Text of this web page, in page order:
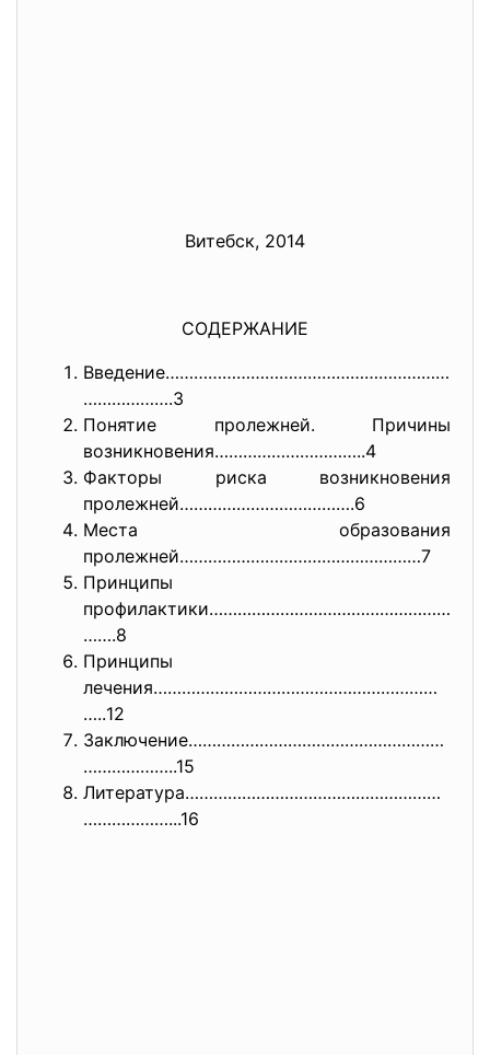
Витебск, 2014
СОДЕРЖАНИЕ
Введение……………………………………………………
……………….3
Понятие пролежней. Причины
возникновения…………………………..4
Факторы риска возникновения
пролежней……………………………….6
Места образования
пролежней……………………………………………7
Принципы
профилактики……………………………………………
…….8
Принципы
лечения……………………………………………………
…..12
Заключение………………………………………………
………………..15
Литература………………………………………………
………………...16